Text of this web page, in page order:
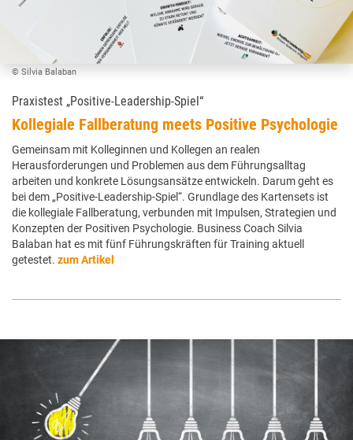
© Silvia Balaban
Praxistest „Positive-Leadership-Spiel“
Kollegiale Fallberatung meets Positive Psychologie
Gemeinsam mit Kolleginnen und Kollegen an realen
Herausforderungen und Problemen aus dem Führungsalltag
arbeiten und konkrete Lösungsansätze entwickeln. Darum geht es
bei dem „Positive-Leadership-Spiel“. Grundlage des Kartensets ist
die kollegiale Fallberatung, verbunden mit Impulsen, Strategien und
Konzepten der Positiven Psychologie. Business Coach Silvia
Balaban hat es mit fünf Führungskräften für Training aktuell
getestet. zum Artikel